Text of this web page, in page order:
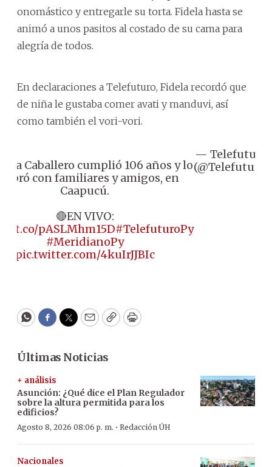
onomástico y entregarle su torta. Fidela hasta se
animó a unos pasitos al costado de su cama para
alegría de todos.
En declaraciones a Telefuturo, Fidela recordó que
de niña le gustaba comer avati y manduvi, así
como también el vori-vori.
Caballero cumplió 106 años y lo
con familiares y amigos, en
Caapucú.
🔴EN VIVO:
t.co/pASLMhm15D#TelefuturoPy
#MeridianoPy
pic.twitter.com/4kuIrJJBIc
— Telefuturo
(@Telefuturo)
WhatsApp
Facebook
Twitter
EmailCopyPrint
Últimas Noticias
+ análisis
Asunción: ¿Qué dice el Plan Regulador
sobre la altura permitida para los
edificios?
Agosto 8, 2026 08:06 p. m. · Redacción ÚH
Nacionales